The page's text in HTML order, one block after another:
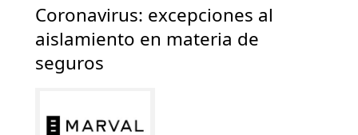
Coronavirus: excepciones al
aislamiento en materia de
seguros